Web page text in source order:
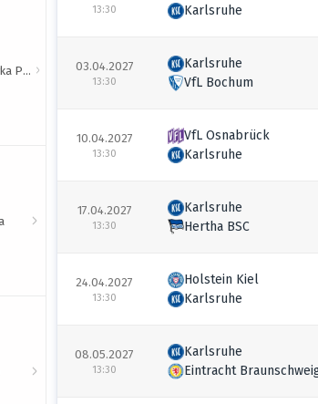
Ameryka Północna i Południowa
13:30
Karlsruhe
03.04.2027
13:30
Karlsruhe
VfL Bochum
10.04.2027
13:30
VfL Osnabrück
Karlsruhe
17.04.2027
13:30
Karlsruhe
Hertha BSC
24.04.2027
13:30
Holstein Kiel
Karlsruhe
08.05.2027
13:30
Karlsruhe
Eintracht